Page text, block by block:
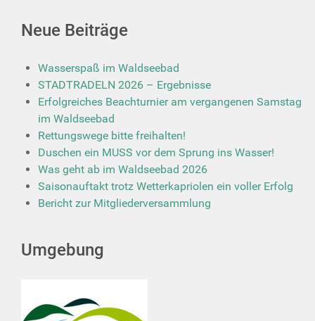
Neue Beiträge
Wasserspaß im Waldseebad
STADTRADELN 2026 – Ergebnisse
Erfolgreiches Beachturnier am vergangenen Samstag
im Waldseebad
Rettungswege bitte freihalten!
Duschen ein MUSS vor dem Sprung ins Wasser!
Was geht ab im Waldseebad 2026
Saisonauftakt trotz Wetterkapriolen ein voller Erfolg
Bericht zur Mitgliederversammlung
Umgebung